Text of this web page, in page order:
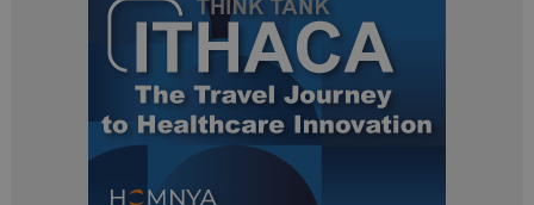
PHPSESSID
PHP.net
www.dailyhealthindustry.it